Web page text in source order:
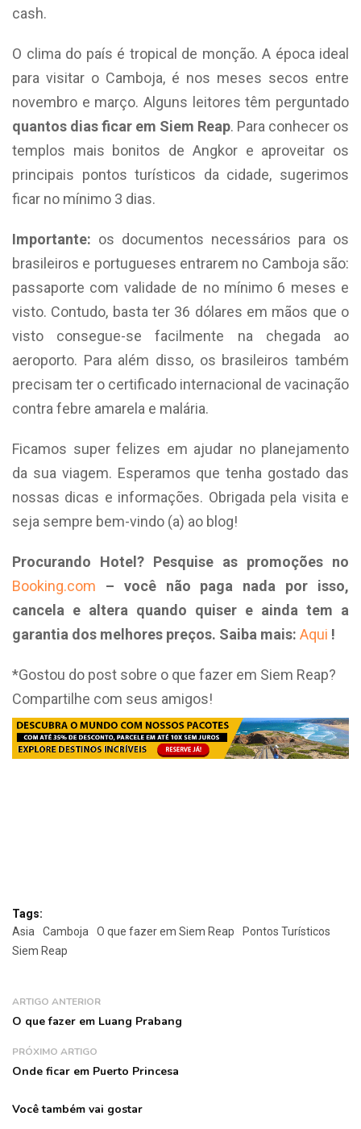
cash.
O clima do país é tropical de monção. A época ideal
para visitar o Camboja, é nos meses secos entre
novembro e março. Alguns leitores têm perguntado
quantos dias ficar em Siem Reap. Para conhecer os
templos mais bonitos de Angkor e aproveitar os
principais pontos turísticos da cidade, sugerimos
ficar no mínimo 3 dias.
Importante: os documentos necessários para os
brasileiros e portugueses entrarem no Camboja são:
passaporte com validade de no mínimo 6 meses e
visto. Contudo, basta ter 36 dólares em mãos que o
visto consegue-se facilmente na chegada ao
aeroporto. Para além disso, os brasileiros também
precisam ter o certificado internacional de vacinação
contra febre amarela e malária.
Ficamos super felizes em ajudar no planejamento
da sua viagem. Esperamos que tenha gostado das
nossas dicas e informações. Obrigada pela visita e
seja sempre bem-vindo (a) ao blog!
Procurando Hotel? Pesquise as promoções no
Booking.com
– você não paga nada por isso,
cancela e altera quando quiser e ainda tem a
garantia dos melhores preços. Saiba mais: Aqui !
*Gostou do post sobre o que fazer em Siem Reap?
Compartilhe com seus amigos!
Tags:
Asia
Camboja O que fazer em Siem Reap
Pontos Turísticos
Siem Reap
ARTIGO ANTERIOR
O que fazer em Luang Prabang
PRÓXIMO ARTIGO
Onde ficar em Puerto Princesa
Você também vai gostar